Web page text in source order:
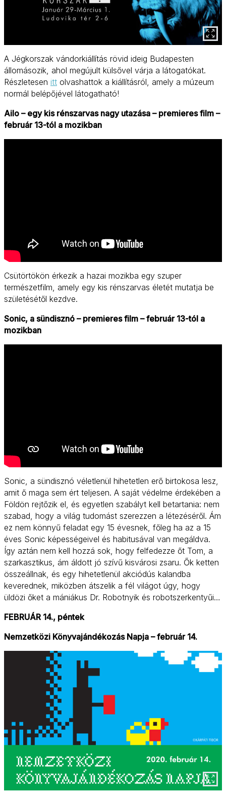
A Jégkorszak vándorkiállítás rövid ideig Budapesten
állomásozik, ahol megújult külsővel várja a látogatókat.
Részletesen itt olvashattok a kiállításról, amely a múzeum
normál belépőjével látogatható!
Ailo – egy kis rénszarvas nagy utazása – premieres film –
február 13-tól a mozikban
Csütörtökön érkezik a hazai mozikba egy szuper
természetfilm, amely egy kis rénszarvas életét mutatja be
születésétől kezdve.
Sonic, a sündisznó – premieres film – február 13-tól a
mozikban
Sonic, a sündisznó véletlenül hihetetlen erő birtokosa lesz,
amit ő maga sem ért teljesen. A saját védelme érdekében a
Földön rejtőzik el, és egyetlen szabályt kell betartania: nem
szabad, hogy a világ tudomást szerezzen a létezéséről. Ám
ez nem könnyű feladat egy 15 évesnek, főleg ha az a 15
éves Sonic képességeivel és habitusával van megáldva.
Így aztán nem kell hozzá sok, hogy felfedezze őt Tom, a
szarkasztikus, ám áldott jó szívű kisvárosi zsaru. Ők ketten
összeállnak, és egy hihetetlenül akciódús kalandba
keverednek, miközben átszelik a fél világot úgy, hogy
üldözi őket a mániákus Dr. Robotnyik és robotszerkentyűi…
FEBRUÁR 14., péntek
Nemzetközi Könyvajándékozás Napja – február 14.